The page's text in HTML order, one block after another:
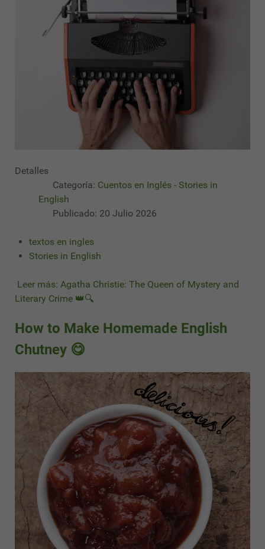
Detalles
Categoría: Cuentos en Inglés - Stories in
English
Publicado: 20 Julio 2026
textos en ingles
Stories in English
Leer más: Agatha Christie: The Queen of Mystery and
Literary Crime 👑🔍
How to Make Homemade English
Chutney 😋